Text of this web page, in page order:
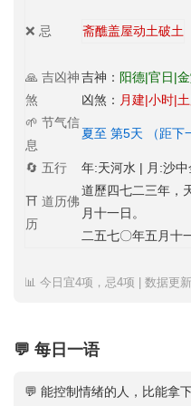
❌ 忌 斋醮盖屋动土破土
🙏 吉凶神
煞
吉神： 阳德|官日|
凶煞： 月建|小时|
🌱 节气信
息
夏至 第5天 （距下
🔄 五行 年:天河水 | 月:沙
⛩️ 道历佛
历
道歷四七二三年，
月十一日。
二五七〇年五月十
📊 今日宜4项，忌4项 | 数据更
💬 每日一语
💬 能控制情绪的人，比能拿